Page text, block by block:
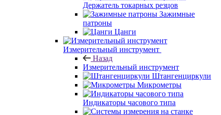
Держатель токарных резцов
Зажимные
патроны
Цанги
Измерительный инструмент
Назад
Измерительный инструмент
Штангенциркули
Микрометры
Индикаторы часового типа